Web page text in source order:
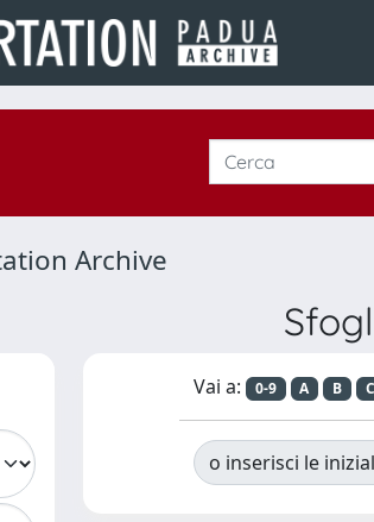
Archive
Vai a: 0-9 A B C
o inserisci le